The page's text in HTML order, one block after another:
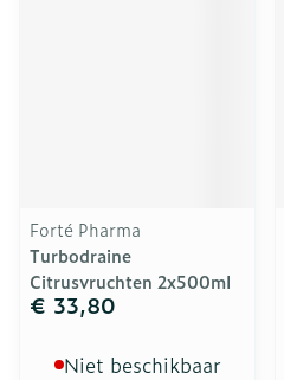
Forté Pharma
Turbodraine
Citrusvruchten 2x500ml
€ 33,80
Niet beschikbaar